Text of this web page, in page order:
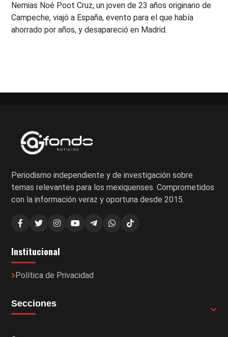
Nemias Noé Poot Cruz, un joven de 23 años originario de
Campeche, viajó a España, evento para el que había
ahorrado por años, y desapareció en Madrid.
Periodismo independiente y de investigación sobre
temas relevantes para los mexiquenses. Comprometidos
con la información veraz y oportuna desde 2015.
Institucional
Política de Privacidad
Secciones